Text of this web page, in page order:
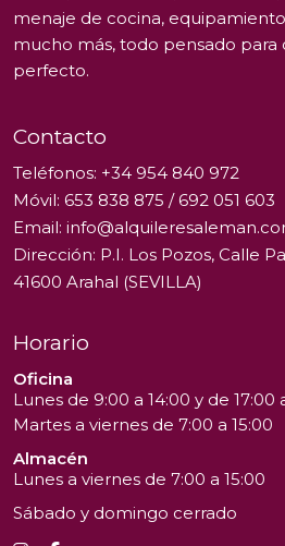
menaje de cocina,
mucho más, todo pensado para
perfecto.
Contacto
Teléfonos: +34 954 840 972
Móvil: 653 838 875 /692 051 603
Email:
Dirección: P.I. Los Pozos, Calle
41600 Arahal (SEVILLA)
Horario
Oficina
Lunes de 9:00 a 14:00 y de 17:00
Martes a viernes de 7:00 a 15:00
Almacén
Lunes a viernes de 7:00 a 15:00
Sábado y domingo cerrado